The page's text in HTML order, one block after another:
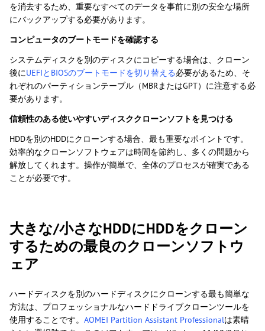
を消去するため、重要なすべてのデータを事前に別の安全な場所
にバックアップする必要があります。
コンピュータのブートモードを確認する
システムディスクを別のディスクにコピーする場合は、クローン
後にUEFIとBIOSのブートモードを切り替える必要があるため、そ
れぞれのパーティションテーブル（MBRまたはGPT）に注意する必
要があります。
信頼性のある使いやすいディスククローンソフトを見つける
HDDを別のHDDにクローンする場合、最も重要なポイントです。
効率的なクローンソフトウェアは時間を節約し、多くの問題から
解放してくれます。操作が簡単で、全体のプロセスが確実である
ことが必要です。
大きな/小さなHDDにHDDをクローン
するための最良のクローンソフトウ
ェア
ハードディスクを別のハードディスクにクローンする最も簡単な
方法は、プロフェッショナルなハードドライブクローンツールを
使用することです。 AOMEI Partition Assistant Professionalは素晴